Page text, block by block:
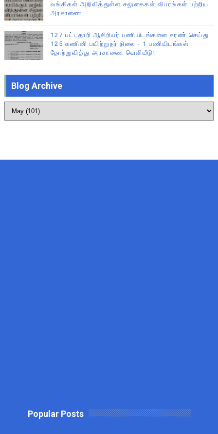
வங்கிகள் அறிவித்துள்ள சலுகைகள் விபரங்கள் பற்றிய
அரசாணை.
127 பட்டதாரி ஆசிரியர் பணியிடங்களை சரண் செய்து
125 கணினி பயிற்றுநர் நிலை - 1 பணியிடங்கள்
தோற்றுவித்து அரசாணை வெளியீடு!
Blog Archive
Popular Posts